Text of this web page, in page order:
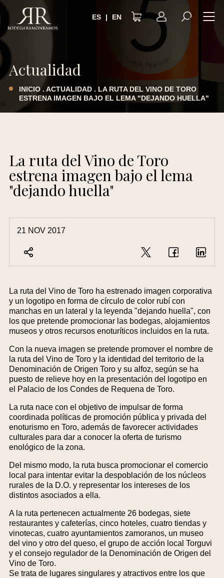
ES EN
Actualidad
INICIO. ACTUALIDAD. LA RUTA DEL VINO DE TORO
ESTRENA IMAGEN BAJO EL LEMA "DEJANDO HUELLA"
La ruta del Vino de Toro
estrena imagen bajo el lema
"dejando huella"
21 NOV 2017
La ruta del Vino de Toro ha estrenado imagen corporativa
y un logotipo en forma de círculo de color rubí con
manchas en un lateral y la leyenda "dejando huella", con
los que pretende promocionar las bodegas, alojamientos
museos y otros recursos enoturíticos incluidos en la ruta.
Con la nueva imagen se pretende promover el nombre de
la ruta del Vino de Toro y la identidad del territorio de la
Denominación de Origen Toro y su alfoz, según se ha
puesto de relieve hoy en la presentación del logotipo en
el Palacio de los Condes de Requena de Toro.
La ruta nace con el objetivo de impulsar de forma
coordinada políticas de promoción pública y privada del
enoturismo en Toro, además de favorecer actividades
culturales para dar a conocer la oferta de turismo
enológico de la zona.
Del mismo modo, la ruta busca promocionar el comercio
local para intentar evitar la despoblación de los núcleos
rurales de la D.O. y representar los intereses de los
distintos asociados a ella.
A la ruta pertenecen actualmente 26 bodegas, siete
restaurantes y cafeterías, cinco hoteles, cuatro tiendas y
vinotecas, cuatro ayuntamientos zamoranos, un museo
del vino y otro del queso, el grupo de acción local Torguvi
y el consejo regulador de la Denominación de Origen del
Vino de Toro.
Se trata de lugares singulares y atractivos entre los que
POLÍTICA DE PRIVACIDAD
TÉRMINOS Y CONDICIONES
POLÍTICA DE COOKIES